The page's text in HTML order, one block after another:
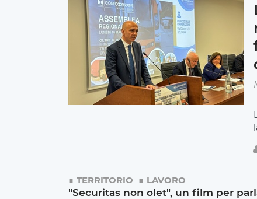
TERRITORIO LAVORO
"Securitas non olet", un film per